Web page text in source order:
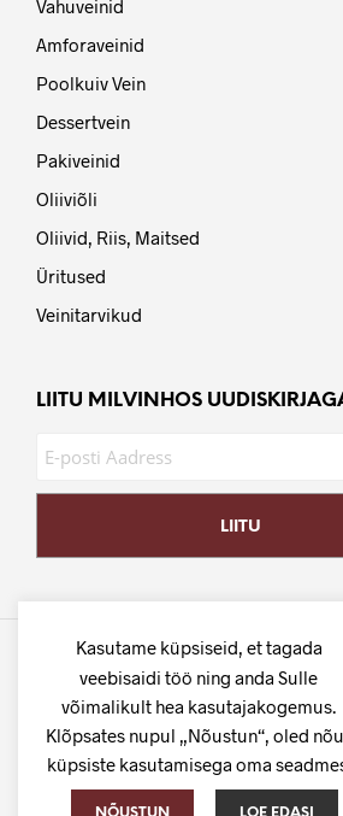
Vahuveinid
Amforaveinid
Poolkuiv Vein
Dessertvein
Pakiveinid
Oliiviõli
Oliivid, Riis, Maitsed
Üritused
Veinitarvikud
LIITU MILVINHOS
©MilVinhos- Tuhat veini
Parima hinna ja kvaliteedi suhtega
Kasutame küpsiseid, et tagada
veebisaidi töö ning anda Sulle
võimalikult hea kasutajakogemus.
Klõpsates nupul „Nõustun“, oled
küpsiste kasutamisega oma